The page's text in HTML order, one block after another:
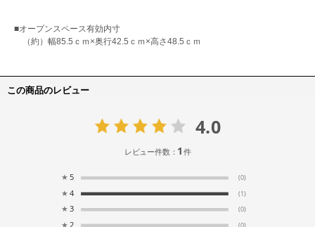
■オープンスペース有効内寸
（約）幅85.5ｃｍ×奥行42.5ｃｍ×高さ48.5ｃｍ
この商品のレビュー
4.0
レビュー件数： 1件
★ 5 (0)
★ 4 (1)
★ 3 (0)